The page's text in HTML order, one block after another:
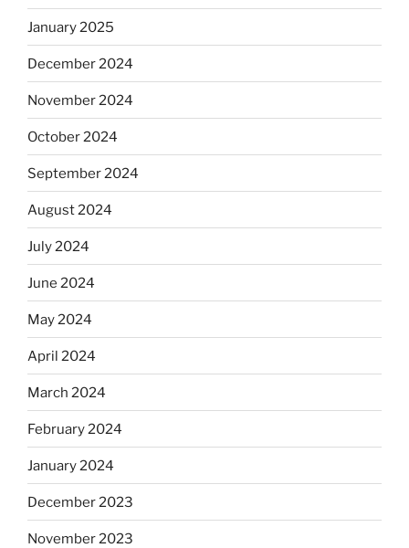
January 2025
December 2024
November 2024
October 2024
September 2024
August 2024
July 2024
June 2024
May 2024
April 2024
March 2024
February 2024
January 2024
December 2023
November 2023